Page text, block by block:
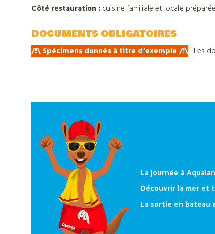
Djuringa
actualités
Contact
Côté restauration : cuisine familiale et locale
DOCUMENTS OBLIGATOIRES
/!\ Spécimens donnés à titre d’exemple /!\ : Les
La journée à
Découvrir la mer et
La sortie en bateau